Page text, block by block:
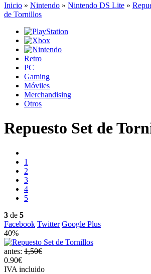
Inicio » Nintendo » Nintendo DS Lite »
de Tornillos
Retro
PC
Gaming
Móviles
Merchandising
Otros
Repuesto Set de
1
2
3
4
5
3 de 5
Facebook Twitter Google Plus
40%
antes: 1,50€
0.90€
IVA incluido